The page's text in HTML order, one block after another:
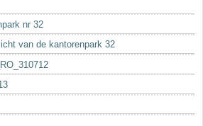
nr 32
van de kantorenpark 32